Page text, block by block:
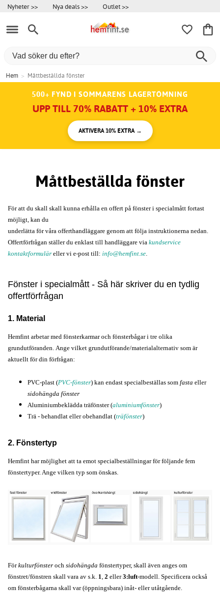
Nyheter >> Nya deals >> Outlet >>
Hem > Måttbeställda fönster
500+ FYND I SOMMARENS LAGERTÖMNING
UPP TILL 70% RABATT + 10% EXTRA
AKTIVERA 10% EXTRA →
Måttbeställda fönster
För att du skall skall kunna erhålla en offert på fönster i specialmått fortast
möjligt, kan du
underlätta för våra offerthandläggare genom att följa instruktionerna nedan.
Offertförfrågan ställer du enklast till handläggare via kundservice
kontaktformulär eller vi e-post till: info@hemfint.se.
Fönster i specialmått - Så här skriver du en tydlig
offertförfrågan
1. Material
Hemfint arbetar med fönsterkarmar och fönsterbågar i tre olika
grundutföranden. Ange vilket grundutförande/materialalternativ som är
aktuellt för din förfrågan:
PVC-plast (PVC-fönster) kan endast specialbeställas som fasta eller
sidohängda fönster
Aluminiumbeklädda träfönster (aluminiumfönster)
Trä - behandlat eller obehandlat (träfönster)
2. Fönstertyp
Hemfint har möjlighet att ta emot specialbeställningar för följande fem
fönstertyper. Ange vilken typ som önskas.
Förkulturfönster och sidohängda fönstertyper, skall även anges om
fönstret/fönstren skall vara av s.k. 1 2 eller3:luft-modell. Specificera också
om fönsterbågarna skall var (öppningsbara) inåt- eller utåtgående.